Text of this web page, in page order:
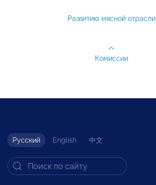
Развитию мясной отрасли
Комиссии
Русский English 中文